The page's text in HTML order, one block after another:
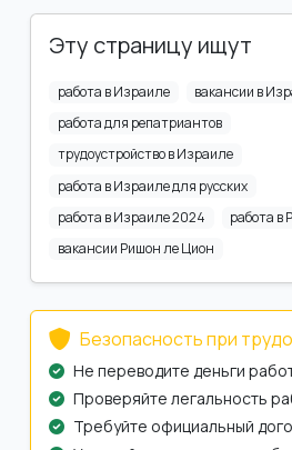
Эту страницу ищут
работа в Израиле
вакансии в
работа для репатриантов
трудоустройство в Израиле
работа в Израиле для русских
работа в Израиле 2024
работа в
вакансии Ришон ле Цион
Безопасность при
Не переводите деньги
Проверяйте легальность
Требуйте официальный